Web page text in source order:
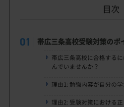
目次
帯広三条高校受験対策のポ
帯広三条高校に合格する
んでいませんか？
理由1: 勉強内容が自分の
理由2: 受験対策における